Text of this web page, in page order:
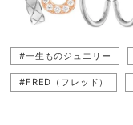
#一生ものジュエリー
#FRED（フレッド）